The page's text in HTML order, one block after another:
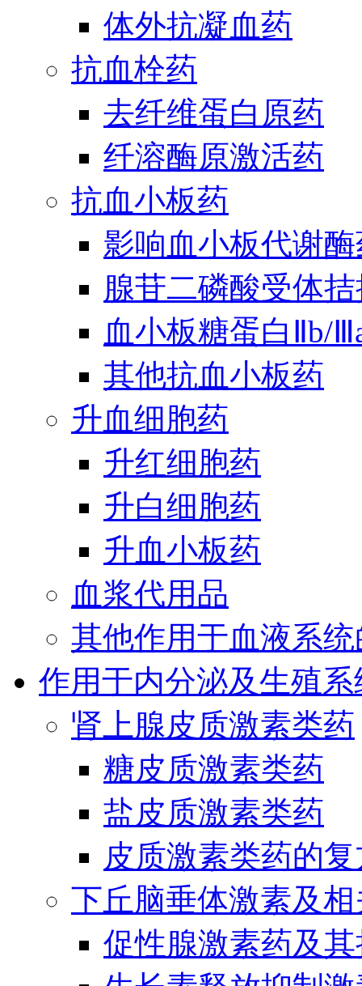
体外抗凝血药
抗血栓药
去纤维蛋白原药
纤溶酶原激活药
抗血小板药
影响血小板代谢
腺苷二磷酸受体
血小板糖蛋白Ⅱb/
其他抗血小板药
升血细胞药
升红细胞药
升白细胞药
升血小板药
血浆代用品
其他作用于血液系
作用于内分泌及生殖
肾上腺皮质激素类药
糖皮质激素类药
盐皮质激素类药
皮质激素类药的
下丘脑垂体激素及
促性腺激素药及